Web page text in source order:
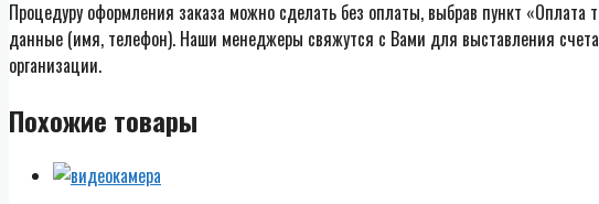
Процедуру оформления заказа можно сделать без оплаты, выбрав пункт «Оплата
данные (имя, телефон). Наши менеджеры свяжутся с Вами для выставления
организации.
Похожие товары